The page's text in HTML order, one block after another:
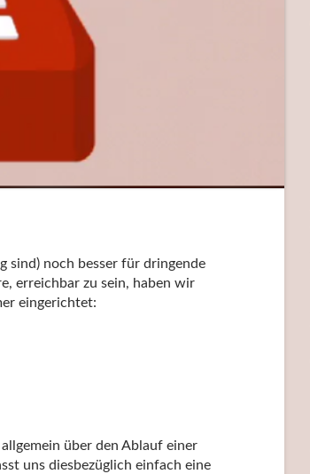
sind) noch besser für dringende
erreichbar zu sein, haben wir
eingerichtet:
über den Ablauf einer
uns diesbezüglich einfach eine